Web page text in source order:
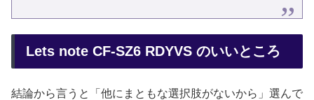
Lets note CF-SZ6 RDYVS のいいところ
結論から言うと「他にまともな選択肢がないから」選んで